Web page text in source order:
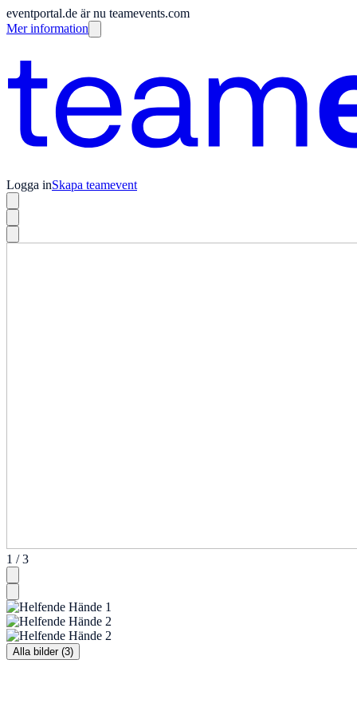
eventportal.de är nu teamevents.com
Mer information
Logga inSkapa teamevent
1 / 3
Alla bilder (3)